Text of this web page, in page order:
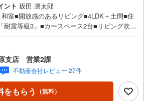
ント 坂田 凛太郎
室■開放感のあるリビング■4LDK＋土間■住
耐震等級3」■カースペース2台■リビング吹き
～20:00】上記時間はお電話が繋がりやす
ます。人気物件には特に問い合わせが集中す
めにお電話ください。「室内・現地を見学す
りご予約いただくとご見学がスムーズです。
の実績】弊社は1985年町田にて開業し、東
埼玉エリアに13店舗展開しております。契約
支店 営業2課
不動産会社レビュー 27件
をもらう （無料）